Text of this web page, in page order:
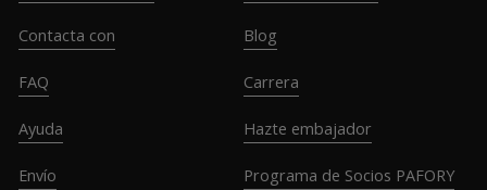
Contacta con
FAQ
Ayuda
Envío
Blog
Carrera
Hazte embajador
Programa de Socios PAFORY